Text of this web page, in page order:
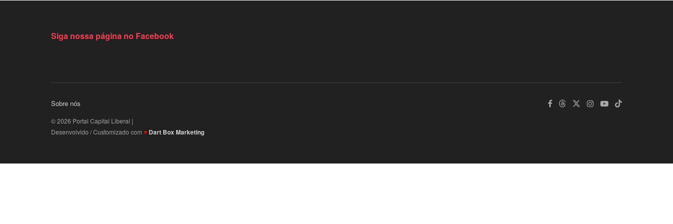
Siga nossa página no Facebook
Sobre nós
© 2026 Portal Capital Liberal |
Desenvolvido / Customizado com ♥ Dart Box Marketing